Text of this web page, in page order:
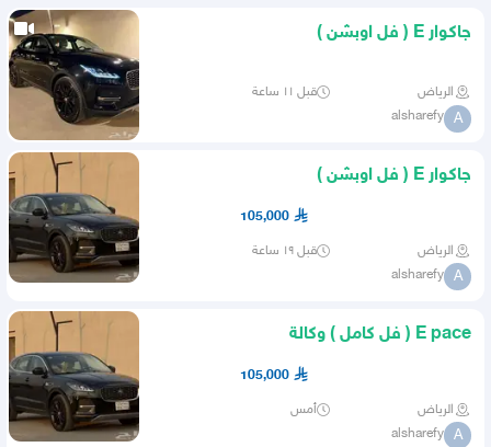
جاكوار E ( فل اوبشن )
الرياض قبل ١١ ساعة
A
alsharefy
جاكوار E ( فل اوبشن )
105,000
الرياض قبل ١٩ ساعة
A
alsharefy
E pace ( فل كامل ) وكالة
105,000
الرياض أمس
A
alsharefy